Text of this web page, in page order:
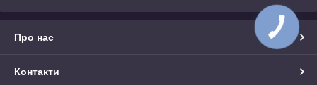
Про нас
Контакти